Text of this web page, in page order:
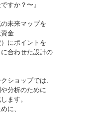
か？〜』
未来マップを
金
にポイントを
合わせた設計の
ショップでは、
分析のために
ます。
に、